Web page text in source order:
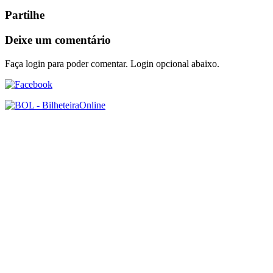
Partilhe
Deixe um comentário
Faça login para poder comentar. Login opcional abaixo.